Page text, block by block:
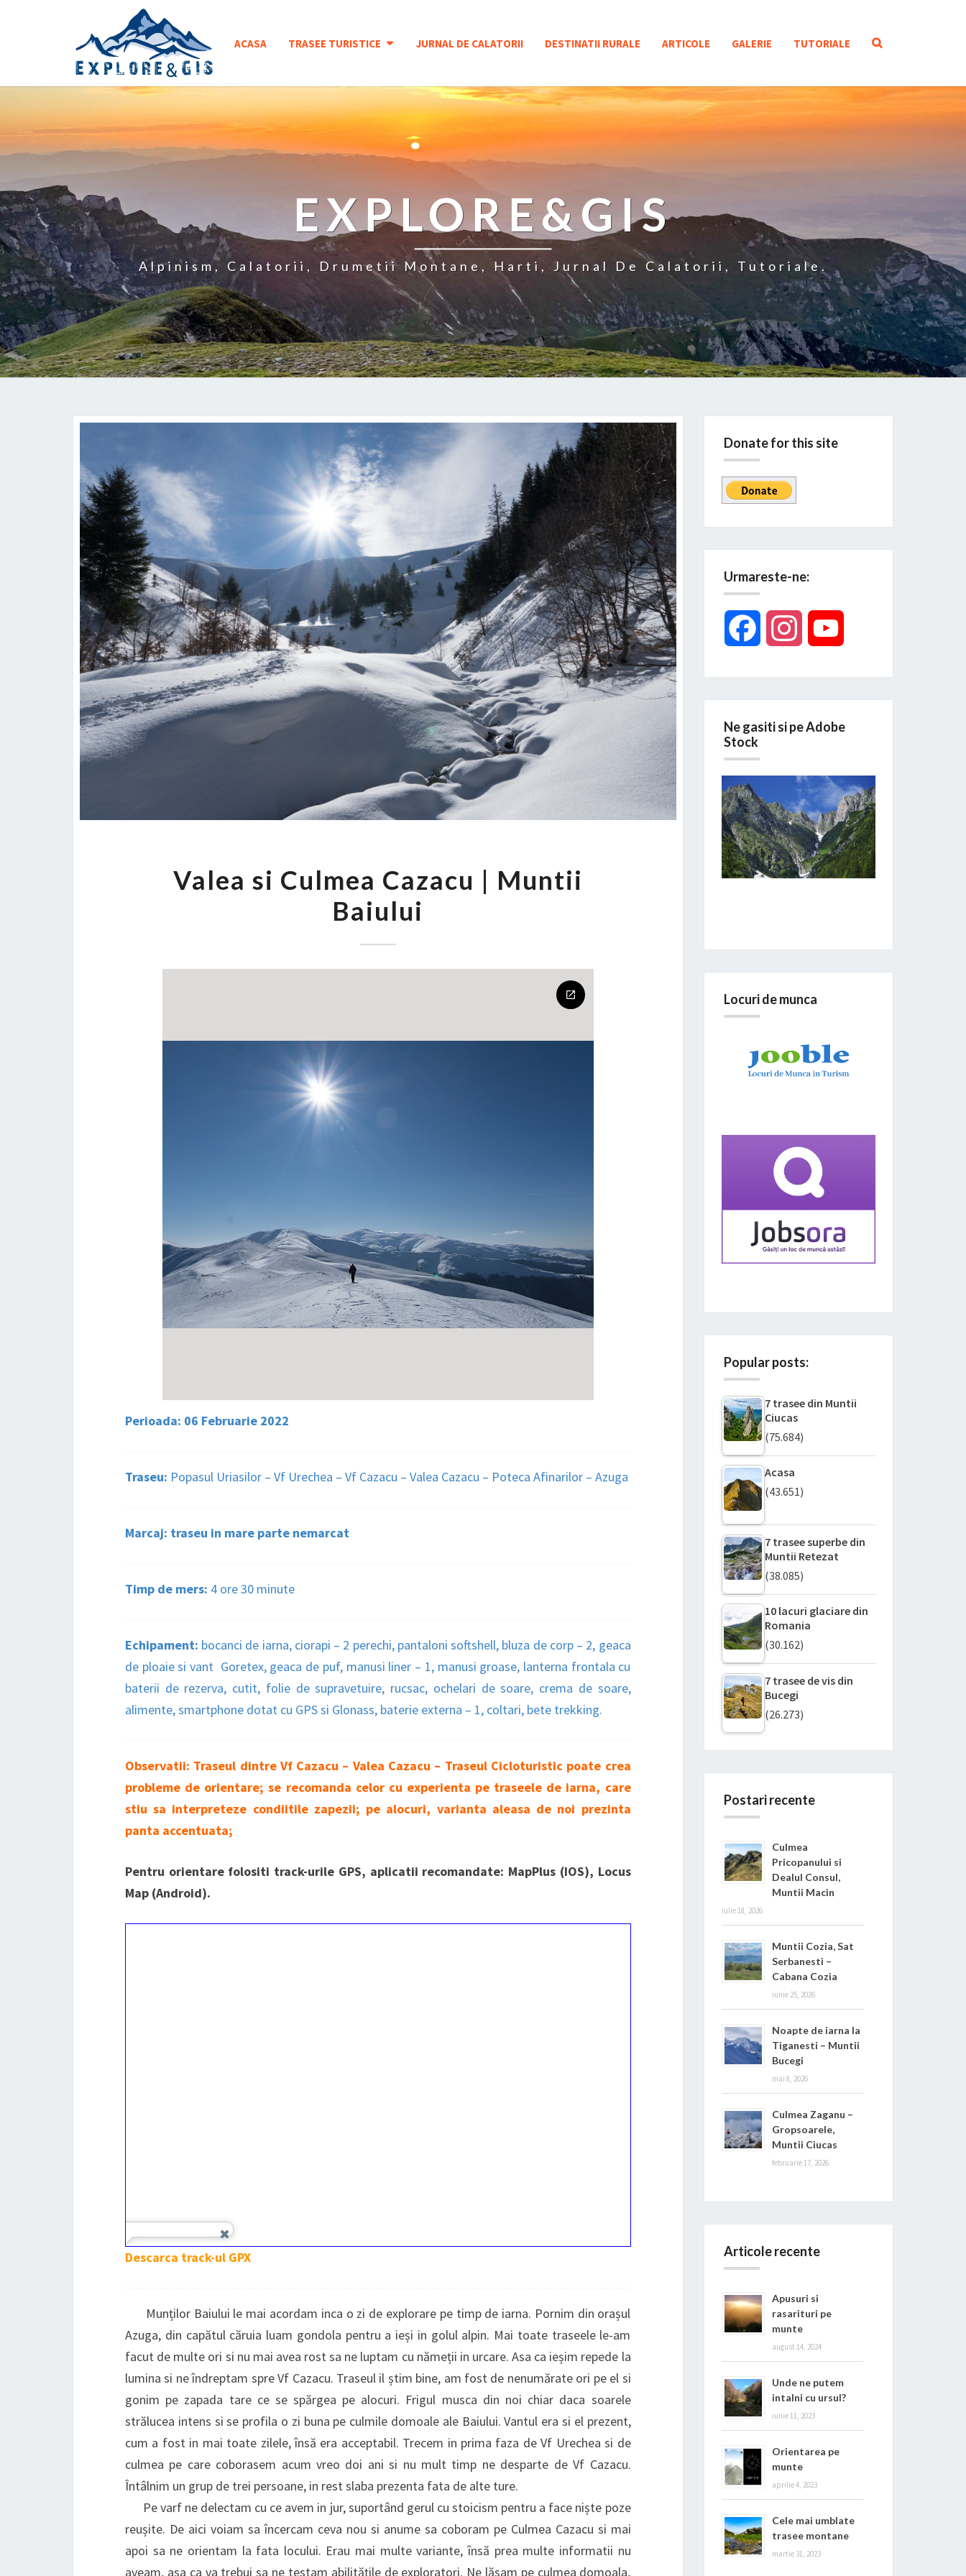
ACASA TRASEE TURISTICE JURNAL DE CALATORII DESTINATII RURALE ARTICOLE GALERIE TUTORIALE
SEARCH
EXPLORE&GIS
Alpinism, Calatorii, Drumetii Montane, Harti, Jurnal De Calatorii, Tutoriale.
SI
CULMEA
CAZACU
|
MUNTII
Valea si Culmea Cazacu | Muntii
Baiului
Perioada: 06 Februarie 2022
Traseu: Popasul Uriasilor – Vf Urechea – Vf Cazacu – Valea Cazacu – Poteca Afinarilor – Azuga
Marcaj: traseu in mare parte nemarcat
Timp de mers: 4 ore 30 minute
Echipament: bocanci de iarna, ciorapi – 2 perechi, pantaloni softshell, bluza de corp – 2, geaca
de ploaie si vant Goretex, geaca de puf, manusi liner – 1, manusi groase, lanterna frontala cu
baterii de rezerva, cutit, folie de supravetuire, rucsac, ochelari de soare, crema de soare,
alimente, smartphone dotat cu GPS si Glonass, baterie externa – 1, coltari, bete trekking.
Observatii: Traseul dintre Vf Cazacu – Valea Cazacu – Traseul Cicloturistic poate crea
probleme de orientare; se recomanda celor cu experienta pe traseele de iarna, care
stiu sa interpreteze condiitile zapezii; pe alocuri, varianta aleasa de noi prezinta
panta accentuata;
Pentru orientare folositi track-urile GPS, aplicatii recomandate: MapPlus (IOS), Locus
Map (Android).
Descarca track-ul GPX
Munților Baiului le mai acordam inca o zi de explorare pe timp de iarna. Pornim din orașul
Azuga, din capătul căruia luam gondola pentru a ieși in golul alpin. Mai toate traseele le-am
facut de multe ori si nu mai avea rost sa ne luptam cu nămeții in urcare. Asa ca ieșim repede la
lumina si ne îndreptam spre Vf Cazacu. Traseul il știm bine, am fost de nenumărate ori pe el si
gonim pe zapada tare ce se spărgea pe alocuri. Frigul musca din noi chiar daca soarele
strălucea intens si se profila o zi buna pe culmile domoale ale Baiului. Vantul era si el prezent,
cum a fost in mai toate zilele, însă era acceptabil. Trecem in prima faza de Vf Urechea si de
culmea pe care coborasem acum vreo doi ani si nu mult timp ne desparte de Vf Cazacu.
Întâlnim un grup de trei persoane, in rest slaba prezenta fata de alte ture.
Pe varf ne delectam cu ce avem in jur, suportând gerul cu stoicism pentru a face niște poze
reușite. De aici voiam sa încercam ceva nou si anume sa coboram pe Culmea Cazacu si mai
apoi sa ne orientam la fata locului. Erau mai multe variante, însă prea multe informatii nu
aveam, asa ca va trebui sa ne testam abilitățile de exploratori. Ne lăsam pe culmea domoala,
Donate for this site
Urmareste-ne:
Facebook Instagram
Ne gasiti si pe Adobe
Stock
Locuri de munca
Popular posts:
7 trasee din Muntii
Ciucas
(75.684)
Acasa
(43.651)
7 trasee superbe din
Muntii Retezat
(38.085)
10 lacuri glaciare din
Romania
(30.162)
7 trasee de vis din
Bucegi
(26.273)
Postari recente
Culmea
Pricopanului si
Dealul Consul,
Muntii Macin
iulie 18, 2026
Muntii Cozia, Sat
Serbanesti –
Cabana Cozia
iunie 25, 2026
Noapte de iarna la
Tiganesti – Muntii
Bucegi
mai 8, 2026
Culmea Zaganu –
Gropsoarele,
Muntii Ciucas
februarie 17, 2026
Articole recente
Apusuri si
rasarituri pe
munte
august 14, 2024
Unde ne putem
intalni cu ursul?
iunie 11, 2023
Orientarea pe
munte
aprilie 4, 2023
Cele mai umblate
trasee montane
martie 31, 2023